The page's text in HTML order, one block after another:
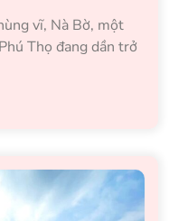
vĩ, Nà Bờ, một
Thọ đang dần trở